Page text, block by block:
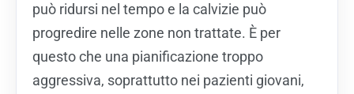
può ridursi nel tempo e la calvizie può
progredire nelle zone non trattate. È per
questo che una pianificazione troppo
aggressiva, soprattutto nei pazienti giovani,